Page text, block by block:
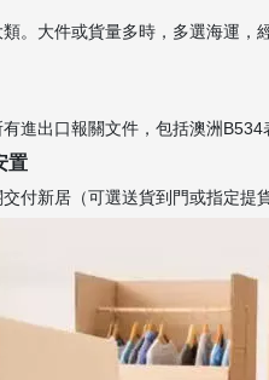
。大件或貨量多時，多選海運
進出口報關文件，包括澳洲
置
付新居（可選送貨到門或指定提